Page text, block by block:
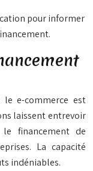
pour informer
le e-commerce est
laissent entrevoir
financement de
La capacité
indéniables.